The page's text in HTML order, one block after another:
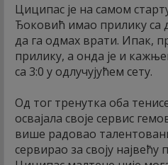
Циципас је на самом
Ђоковић имао прилику са
да га одмах врати. Ипак,
прилику, а онда је и
са 3:0 у одлучујућем сету.
Од тог тренутка оба
освајала своје сервис
више радовао
сервирао за своју највећу